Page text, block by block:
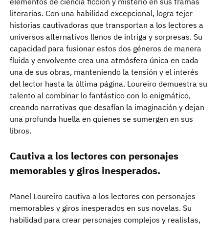
literarias. Con una habilidad excepcional, logra tejer
historias cautivadoras que transportan a los lectores a
universos alternativos llenos de intriga y sorpresas. Su
capacidad para fusionar estos dos géneros de manera
fluida y envolvente crea una atmósfera única en cada
una de sus obras, manteniendo la tensión y el interés
del lector hasta la última página. Loureiro demuestra su
talento al combinar lo fantástico con lo enigmático,
creando narrativas que desafían la imaginación y dejan
una profunda huella en quienes se sumergen en sus
libros.
Cautiva a los lectores con personajes
memorables y giros inesperados.
Manel Loureiro cautiva a los lectores con personajes
memorables y giros inesperados en sus novelas. Su
habilidad para crear personajes complejos y realistas,